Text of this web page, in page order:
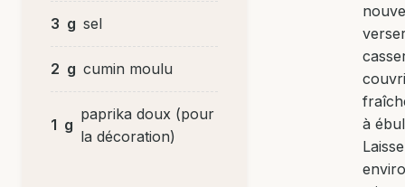
3 g sel
2 g cumin moulu
1 g
paprika doux (pour
la décoration)
à